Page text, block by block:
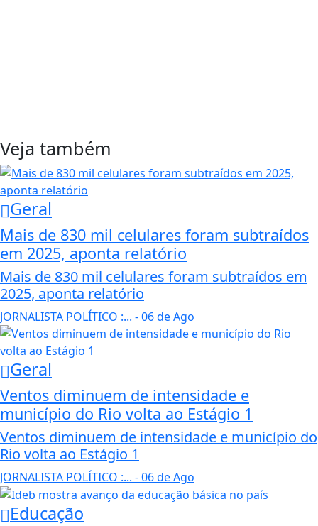
Veja também
Geral
Mais de 830 mil celulares foram subtraídos
em 2025, aponta relatório
Mais de 830 mil celulares foram subtraídos em
2025, aponta relatório
JORNALISTA POLÍTICO :... - 06 de Ago
Geral
Ventos diminuem de intensidade e
município do Rio volta ao Estágio 1
Ventos diminuem de intensidade e município do
Rio volta ao Estágio 1
JORNALISTA POLÍTICO :... - 06 de Ago
Educação